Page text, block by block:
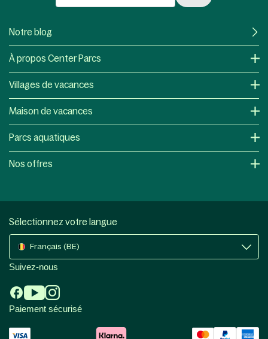
Notre blog
À propos Center Parcs
Villages de vacances
Maison de vacances
Parcs aquatiques
Nos offres
Sélectionnez votre langue
Français (BE)
Suivez-nous
Paiement sécurisé